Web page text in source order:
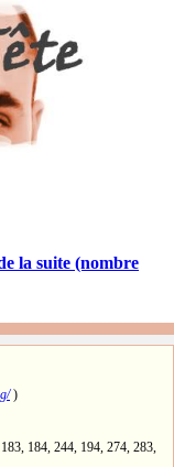
la suite (nombre
)
184, 244, 194, 274, 283,